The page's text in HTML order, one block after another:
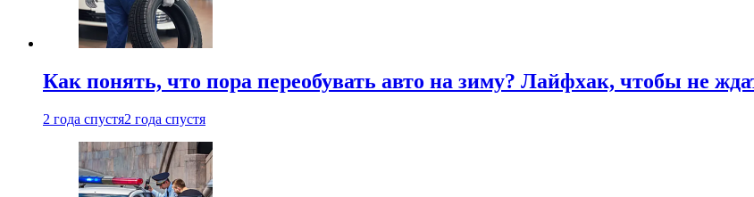
Как понять, что пора переобувать авто на зиму? Лайфхак, чтобы не
2 года спустя2 года спустя